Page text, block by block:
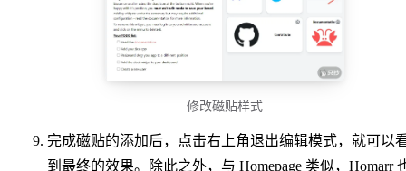
修改磁贴样式
完成磁贴的添加后，点击右上角退出编辑模式，就可以
到最终的效果。除此之外，与 Homepage 类似，Homarr